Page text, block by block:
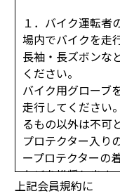
１．バイク運転者
場内でバイクを走
長袖・長ズボンな
ください。
バイク用グローブ
走行してください
るもの以外は不可
プロテクター入り
ープロテクターの
などを推奨します
上記会員規約に